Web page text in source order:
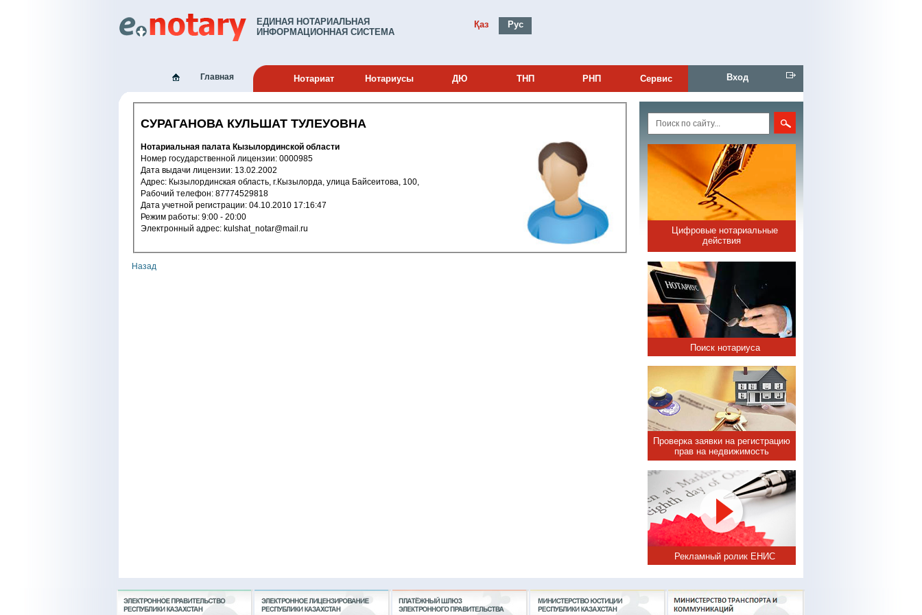
ЕДИНАЯ НОТАРИАЛЬНАЯ
ИНФОРМАЦИОННАЯ СИСТЕМА
Қаз Рус
Главная Нотариат Нотариусы ДЮ ТНП РНП Сервис Вход
СУРАГАНОВА КУЛЬШАТ ТУЛЕУОВНА
Нотариальная палата Кызылординской области
Номер государственной лицензии: 0000985
Дата выдачи лицензии: 13.02.2002
Адрес: Кызылординская область, г.Кызылорда, улица Байсеитова, 100,
Рабочий телефон: 87774529818
Дата учетной регистрации: 04.10.2010 17:16:47
Режим работы: 9:00 - 20:00
Электронный адрес: kulshat_notar@mail.ru
Назад
Цифровые нотариальные
действия
Поиск нотариуса
Проверка заявки на регистрацию
прав на недвижимость
Рекламный ролик ЕНИС